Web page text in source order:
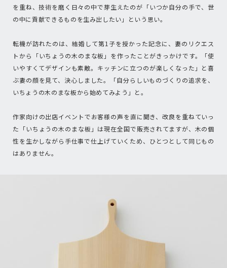
を重ね、技術を磨く日々の中で芽生えたのが「いつか自分の手で、世
の中に貢献できるものを生み出したい」という思い。
転機が訪れたのは、結婚して第1子を授かった記念に、妻のリクエス
トから「いちょうの木のまな板」を作ったことがきっかけです。「使
いやすくてデザインも素敵。キッチンに立つのが楽しくなった」と喜
ぶ妻の顔を見て、決心しました。「自分らしいものづくりの追求を、
いちょうの木のまな板から始めてみよう」と。
作家向けの出店イベントでお客様の声を直に聞き、改良を重ねていっ
た「いちょうの木のまな板」は現在全国で販売されてますが、木の個
性を生かしながら手仕事で仕上げていくため、ひとつとして同じもの
はありません。